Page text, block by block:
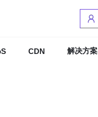
CDN 解决方案